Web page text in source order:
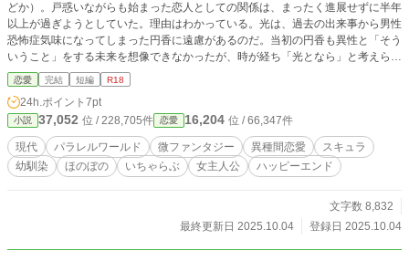
どか）。戸惑いながらも始まった恋人としての関係は、まったく進展せずに半年
以上が過ぎようとしていた。理由はわかっている。光は、過去の出来事から男性
恐怖症気味になってしまった円香に遠慮があるのだ。当初の円香も異性と「そう
いうこと」をする未来を想像できなかったが、時が経ち「光となら」と考えられ
るようになってきたものの、いまひとつ思い切ることができないでいた。 ※性
的表現あり。この作品では「上半身が人間、下半身が触手」の形態を取る種族を
「スキュラ」と呼んでいます。関係が一歩進むだけの小話。性描写あっさり短
め、性器挿入はありません（触手挿入はあり）。主人公（ヒロイン）の過去に性
的トラウマがあります（具体的描写はなし）。 ※他投稿サイトにも掲載。
恋愛 完結 短編 R18
24h.ポイント 7pt
小説 37,052 位 / 228,705件 恋愛 16,204 位 / 66,347件
現代 パラレルワールド 微ファンタジー 異種間恋愛
スキュラ
幼馴染
ほのぼの いちゃらぶ 女主人公 ハッピーエンド
文字数 8,832
最終更新日 2025.10.04
登録日 2025.10.04